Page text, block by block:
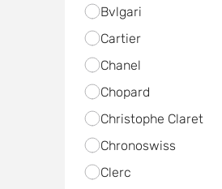
Bvlgari
Cartier
Chanel
Chopard
Christophe Claret
Chronoswiss
Clerc